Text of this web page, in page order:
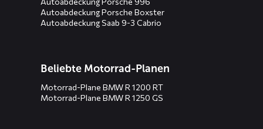
Autoabdeckung Porsche Boxster
Autoabdeckung Saab 9-3 Cabrio
Beliebte Motorrad-Planen
Motorrad-Plane BMW R 1200 RT
Motorrad-Plane BMW R 1250 GS